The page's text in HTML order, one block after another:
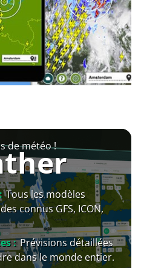
de météo !
Tous les modèles
connus GFS, ICON,
: Prévisions détaillées
dans le monde entier.